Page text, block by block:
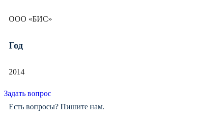
ООО «БИС»
Год
2014
Задать вопрос
Есть вопросы? Пишите нам.